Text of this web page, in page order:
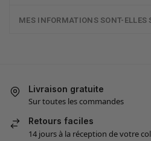
MES INFORMATIONS SONT-ELLES
Livraison gratuite
Sur toutes les commandes
Retours faciles
14 jours à la réception de votre